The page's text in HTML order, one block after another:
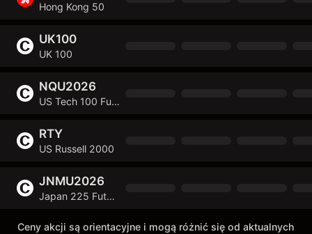
Hong Kong 50
UK100
UK 100
NQU2026
US Tech 100 Future
RTY
US Russell 2000
JNMU2026
Japan 225 Future
Ceny akcji są orientacyjne i mogą różnić się od aktualnych